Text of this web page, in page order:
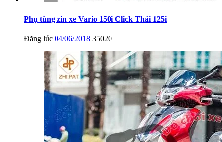
Phụ tùng zin xe Vario 150i Click Thái 125i
Đăng lúc 04/06/2018 35020